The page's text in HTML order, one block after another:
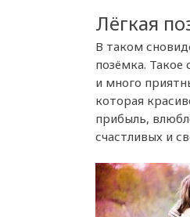
Лёгкая
В таком
позёмка.
и много
которая
прибыль,
счастливых и